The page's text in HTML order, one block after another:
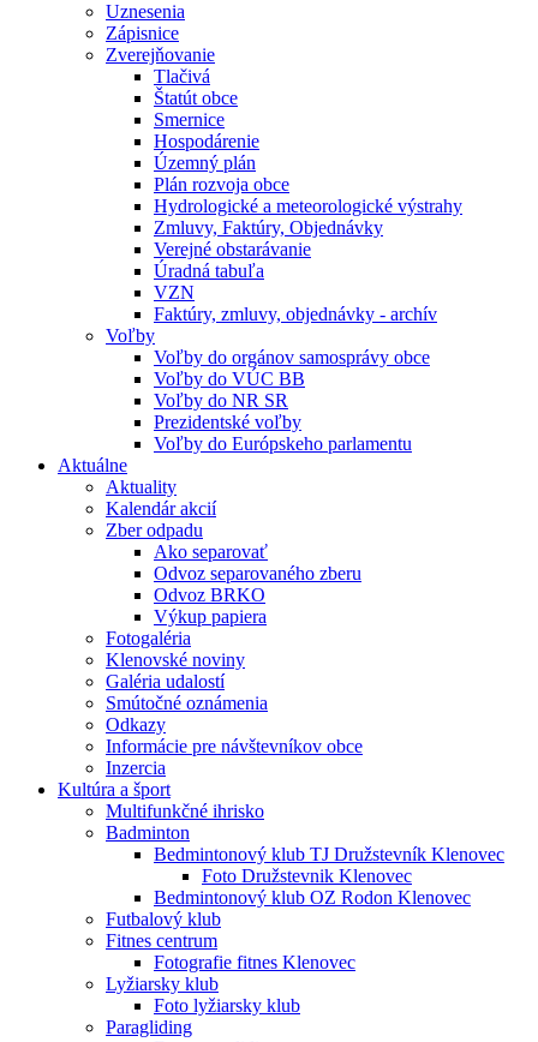
Uznesenia
Zápisnice
Zverejňovanie
Tlačivá
Štatút obce
Smernice
Hospodárenie
Územný plán
Plán rozvoja obce
Hydrologické a meteorologické výstrahy
Zmluvy, Faktúry, Objednávky
Verejné obstarávanie
Úradná tabuľa
VZN
Faktúry, zmluvy, objednávky - archív
Voľby
Voľby do orgánov samosprávy obce
Voľby do VÚC BB
Voľby do NR SR
Prezidentské voľby
Voľby do Európskeho parlamentu
Aktuálne
Aktuality
Kalendár akcií
Zber odpadu
Ako separovať
Odvoz separovaného zberu
Odvoz BRKO
Výkup papiera
Fotogaléria
Klenovské noviny
Galéria udalostí
Smútočné oznámenia
Odkazy
Informácie pre návštevníkov obce
Inzercia
Kultúra a šport
Multifunkčné ihrisko
Badminton
Bedmintonový klub TJ Družstevník Klenovec
Foto Družstevnik Klenovec
Bedmintonový klub OZ Rodon Klenovec
Futbalový klub
Fitnes centrum
Fotografie fitnes Klenovec
Lyžiarsky klub
Foto lyžiarsky klub
Paragliding